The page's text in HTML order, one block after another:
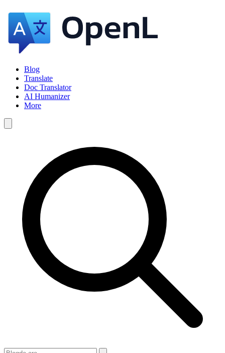
Blog
Translate
Doc Translator
AI Humanizer
More